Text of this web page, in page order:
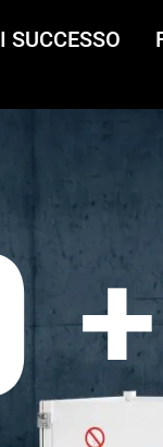
SUCCESSO